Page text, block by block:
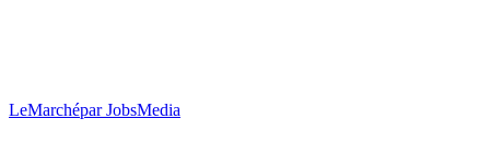
LeMarchépar JobsMedia